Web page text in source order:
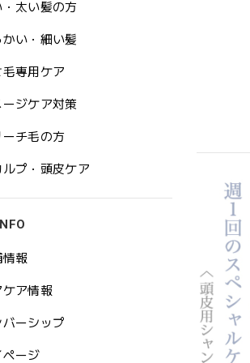
太い髪の方
い・細い髪
毛専用ケア
ジケア対策
ーチ毛の方
ルプ・頭皮ケア
情報
ア情報
バーシップ
ページ